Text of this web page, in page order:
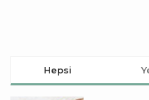
Hepsi